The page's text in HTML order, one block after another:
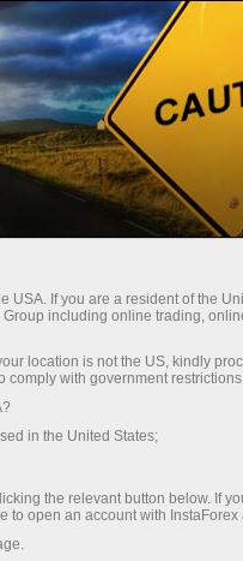
рынке без
демосчет в
торговать в
терминале
депозитом. На это
минут, после
к торговле
USA. If you are a resident of the
including online trading,
location is not the US, kindly
comply with government
in the United States;
the relevant button below. If
to open an account with InstaForex